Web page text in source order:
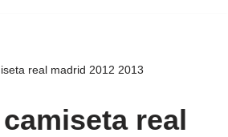
real madrid 2012 2013
real